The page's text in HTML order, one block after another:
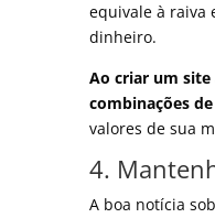
equivale à raiva
dinheiro.
Ao criar um site
combinações
valores de sua
4.
A boa notícia